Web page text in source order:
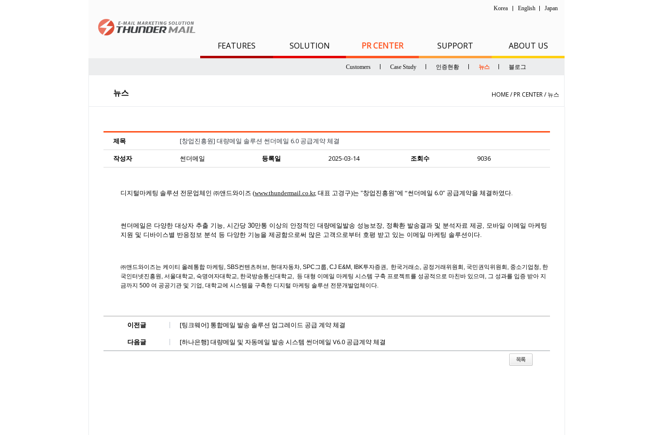
FEATURES SOLUTION PR CENTER
Customers Case Study 인증현황 뉴스 블로그
SUPPORT ABOUT US
Korea English Japan
뉴스 HOME / PR CENTER /뉴스
제목
[창업진흥원] 대량메일 솔루션 썬더메일 6.0 공급계약 체결
작성자
썬더메일 등록일 2025-03-14 조회수 9036
디지털마케팅 솔루션 전문업체인 ㈜앤드와이즈 (www.thundermail.co.kr, 대표 고경구)는 "창업진흥원"에 “썬더메일 6.0" 공급계약을 체결하였다
썬더메일은 다양한 대상자 추출 기능, 시간당 30만통 이상의 안정적인 대량메일발송 성능보장, 정확환 발송결과 및 분석자료 제공, 모바일 이메일 마케팅
지원 및 디바이스별 반응정보 분석 등 다양한 기능을 제공함으로써 많은 고객으로부터 호평 받고 있는 이메일 마케팅 솔루션이다.
㈜앤드와이즈는 케이티 올레통합 마케팅, SBS컨텐츠허브, 현대자동차, SPC그룹, CJ E&M, IBK투자증권, 한국거래소, 공정거래위원회, 국민권익위원회, 중소기업청, 한
국인터넷진흥원, 서울대학교, 숙명여자대학교, 한국방송통신대학교, 등 대형 이메일 마케팅 시스템 구축 프로젝트를 성공적으로 마친바 있으며, 그 성과를 입증 받아 지
금까지 500 여 공공기관 및 기업, 대학교에 시스템을 구축한 디지털 마케팅 솔루션 전문개발업체이다.
이전글
[팅크웨어] 통합메일 발송 솔루션 업그레이드 공급 계약 체결
다음글
[하나은행] 대량메일 및 자동메일 발송 시스템 썬더메일 V6.0 공급계약 체결